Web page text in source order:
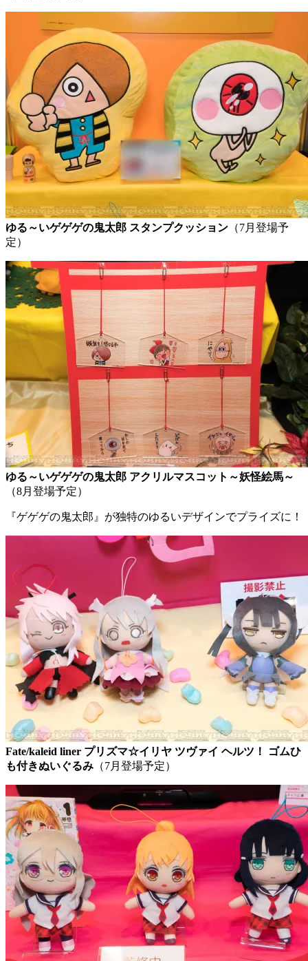
ゆる～いゲゲゲの鬼太郎 スタンプクッション （7月登場予
定）
ゆる～いゲゲゲの鬼太郎 アクリルマスコット～妖怪絵馬～
（8月登場予定）
『ゲゲゲの鬼太郎』が独特のゆるいデザインでプライズに！
Fate/kaleid liner プリズマ☆イリヤ ツヴァイ ヘルツ！ ゴムひ
も付きぬいぐるみ （7月登場予定）